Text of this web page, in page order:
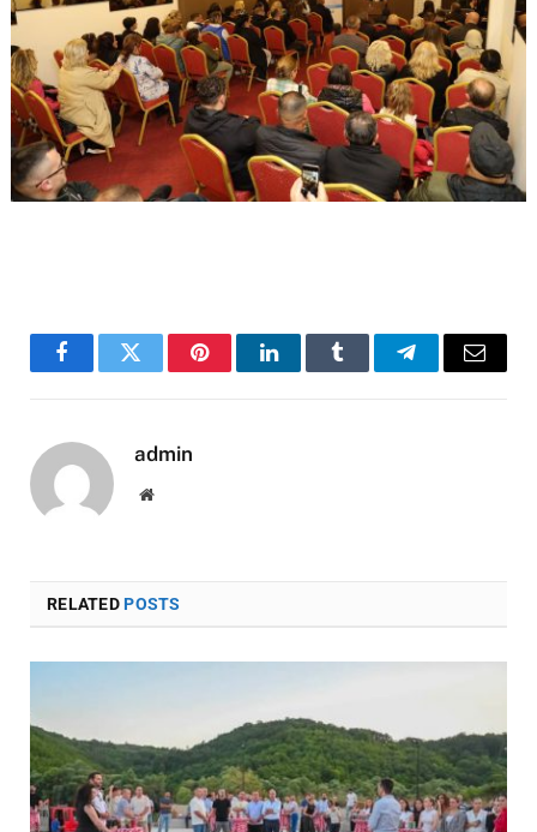
FacebookTwitter PinterestLinkedInTumblr TelegramEmail
admin
Website
RELATEDPOSTS